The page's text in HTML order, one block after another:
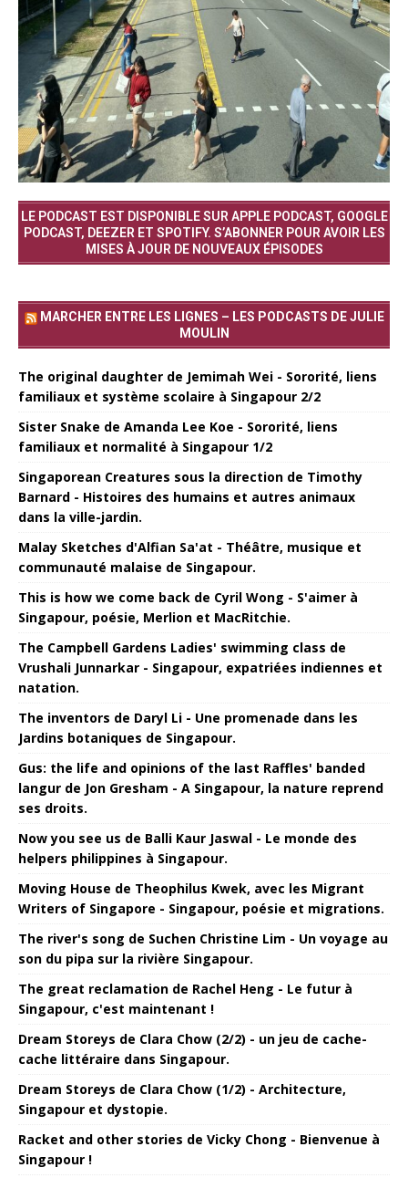
LE PODCAST EST DISPONIBLE SUR APPLE PODCAST, GOOGLE
PODCAST, DEEZER ET SPOTIFY. S’ABONNER POUR AVOIR LES
MISES À JOUR DE NOUVEAUX ÉPISODES
MARCHER ENTRE LES LIGNES – LES PODCASTS DE JULIE
MOULIN
The original daughter de Jemimah Wei - Sororité, liens
familiaux et système scolaire à Singapour 2/2
Sister Snake de Amanda Lee Koe - Sororité, liens
familiaux et normalité à Singapour 1/2
Singaporean Creatures sous la direction de Timothy
Barnard - Histoires des humains et autres animaux
dans la ville-jardin.
Malay Sketches d'Alfian Sa'at - Théâtre, musique et
communauté malaise de Singapour.
This is how we come back de Cyril Wong - S'aimer à
Singapour, poésie, Merlion et MacRitchie.
The Campbell Gardens Ladies' swimming class de
Vrushali Junnarkar - Singapour, expatriées indiennes et
natation.
The inventors de Daryl Li - Une promenade dans les
Jardins botaniques de Singapour.
Gus: the life and opinions of the last Raffles' banded
langur de Jon Gresham - A Singapour, la nature reprend
ses droits.
Now you see us de Balli Kaur Jaswal - Le monde des
helpers philippines à Singapour.
Moving House de Theophilus Kwek, avec les Migrant
Writers of Singapore - Singapour, poésie et migrations.
The river's song de Suchen Christine Lim - Un voyage au
son du pipa sur la rivière Singapour.
The great reclamation de Rachel Heng - Le futur à
Singapour, c'est maintenant !
Dream Storeys de Clara Chow (2/2) - un jeu de cache-
cache littéraire dans Singapour.
Dream Storeys de Clara Chow (1/2) - Architecture,
Singapour et dystopie.
Racket and other stories de Vicky Chong - Bienvenue à
Singapour !